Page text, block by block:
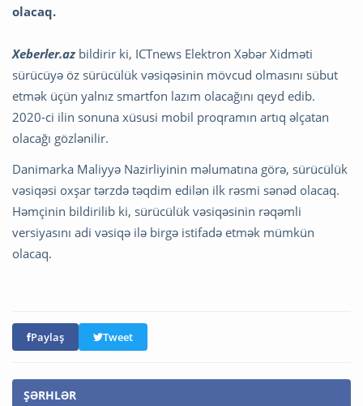
olacaq.
Xeberler.az bildirir ki, ICTnews Elektron Xəbər Xidməti
sürücüyə öz sürücülük vəsiqəsinin mövcud olmasını sübut
etmək üçün yalnız smartfon lazım olacağını qeyd edib.
2020-ci ilin sonuna xüsusi mobil proqramın artıq əlçatan
olacağı gözlənilir.
Danimarka Maliyyə Nazirliyinin məlumatına görə, sürücülük
vəsiqəsi oxşar tərzdə təqdim edilən ilk rəsmi sənəd olacaq.
Həmçinin bildirilib ki, sürücülük vəsiqəsinin rəqəmli
versiyasını adi vəsiqə ilə birgə istifadə etmək mümkün
olacaq.
Paylaş Tweet
ŞƏRHLƏR